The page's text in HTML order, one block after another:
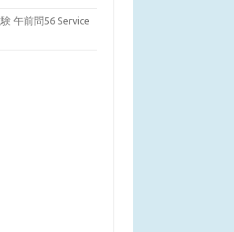
午前問56 Service